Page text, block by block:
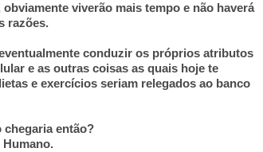
viverão mais tempo e não haverá
razões.
conduzir os próprios atributos
e as outras coisas as quais hoje te
e exercícios seriam relegados ao banco
chegaria então?
Humano.